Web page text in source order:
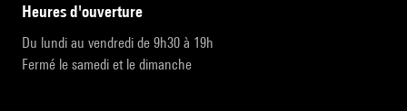
heures d'ouverture
Du lundi au vendredi de 9h30 à 19h
Fermé le samedi et le dimanche